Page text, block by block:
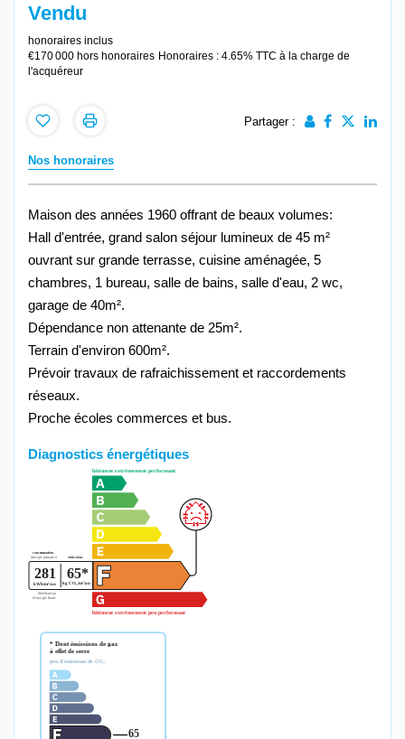
Vendu
honoraires inclus
€170 000 hors honoraires Honoraires : 4.65% TTC à la charge de
l'acquéreur
Partager :
Nos honoraires
Maison des années 1960 offrant de beaux volumes:
Hall d'entrée, grand salon séjour lumineux de 45 m²
ouvrant sur grande terrasse, cuisine aménagée, 5
chambres, 1 bureau, salle de bains, salle d'eau, 2 wc,
garage de 40m².
Dépendance non attenante de 25m².
Terrain d'environ 600m².
Prévoir travaux de rafraichissement et raccordements
réseaux.
Proche écoles commerces et bus.
Diagnostics énergétiques